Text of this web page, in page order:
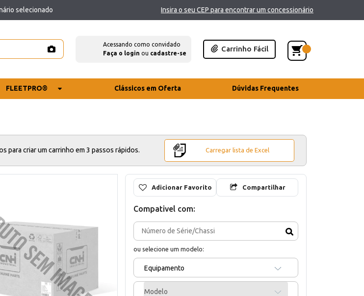
selecionado Insira o seu CEP para encontrar um concessionário
Acessando como convidado
Faça o login ou cadastre-se
Carrinho Fácil
FLEETPRO® Clássicos em Oferta Dúvidas Frequentes
para criar um carrinho em 3 passos rápidos. Carregar lista de Excel
Adicionar Favorito Compartilhar
Compativel com:
ou selecione um modelo:
Equipamento
Modelo